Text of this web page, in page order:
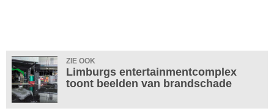
ZIE OOK
Limburgs entertainmentcomplex
toont beelden van brandschade